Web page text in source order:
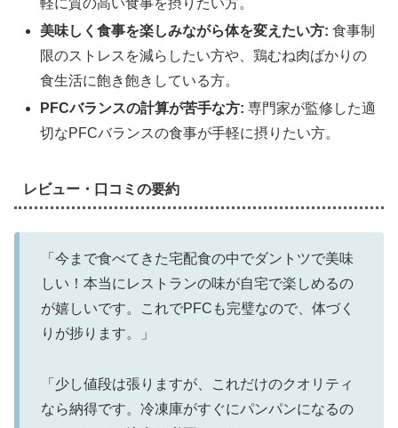
軽に質の高い食事を摂りたい方。
美味しく食事を楽しみながら体を変えたい方: 食事制
限のストレスを減らしたい方や、鶏むね肉ばかりの
食生活に飽き飽きしている方。
PFCバランスの計算が苦手な方: 専門家が監修した適
切なPFCバランスの食事が手軽に摂りたい方。
レビュー・口コミの要約
「今まで食べてきた宅配食の中でダントツで美味
しい！本当にレストランの味が自宅で楽しめるの
が嬉しいです。これでPFCも完璧なので、体づく
りが捗ります。」
「少し値段は張りますが、これだけのクオリティ
なら納得です。冷凍庫がすぐにパンパンになるの